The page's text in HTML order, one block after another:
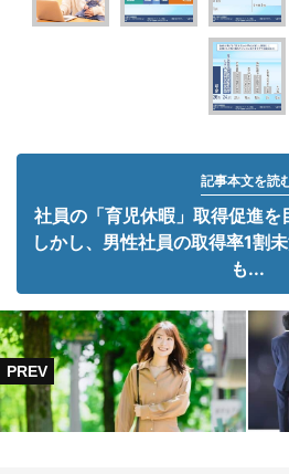
記事本文を読
社員の「育児休暇」取得促進
しかし、男性社員の取得率1割
も...